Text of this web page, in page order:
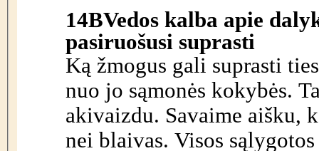
14BVedos kalba apie
pasiruošusi suprasti
Ką žmogus gali suprasti
nuo jo sąmonės kokybės.
akivaizdu. Savaime aišku,
nei blaivas. Visos